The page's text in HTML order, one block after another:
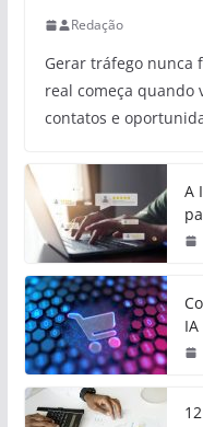
Redação
Gerar tráfego nunca
real começa quando
contatos e
A